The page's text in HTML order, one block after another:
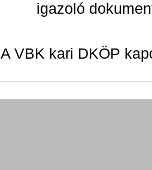
igazoló
A VBK kari DKÖP